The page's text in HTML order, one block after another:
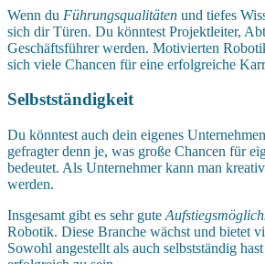
Wenn du Führungsqualitäten und tiefes
sich dir Türen. Du könntest Projektleiter,
Geschäftsführer werden. Motivierten
sich viele Chancen für eine erfolgreiche
Selbstständigkeit
Du könntest auch dein eigenes
gefragter denn je, was große Chancen für
bedeutet. Als Unternehmer kann man
werden.
Insgesamt gibt es sehr gute
Robotik. Diese Branche wächst und bietet
Sowohl angestellt als auch selbstständig